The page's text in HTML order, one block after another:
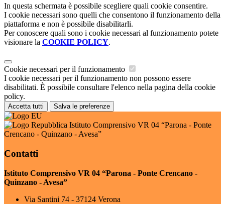
In questa schermata è possibile scegliere quali cookie consentire.
I cookie necessari sono quelli che consentono il funzionamento della
piattaforma e non è possibile disabilitarli.
Per conoscere quali sono i cookie necessari al funzionamento potete
visionare la COOKIE POLICY.
Cookie necessari per il funzionamento
I cookie necessari per il funzionamento non possono essere
disabilitati. È possibile consultare l'elenco nella pagina della cookie
policy.
Accetta tutti Salva le preferenze
Istituto Comprensivo VR 04 “Parona - Ponte
Crencano - Quinzano - Avesa”
Contatti
Istituto Comprensivo VR 04 “Parona - Ponte Crencano -
Quinzano - Avesa”
Via Santini 74 - 37124 Verona